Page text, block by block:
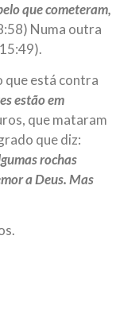
que cometeram,
Numa outra
que está contra
estão em
que mataram
que diz:
rochas
a Deus. Mas